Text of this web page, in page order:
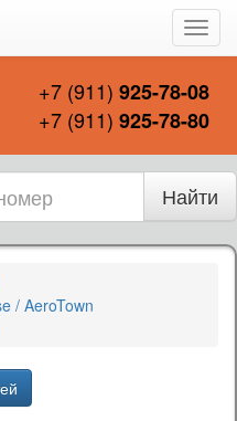
+7 (911) 925-78-08
+7 (911) 925-78-80
Найти
/ AeroTown